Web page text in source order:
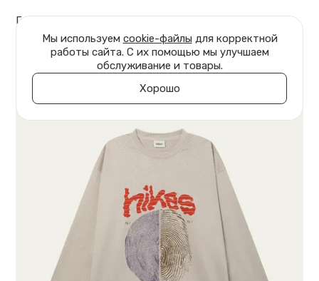
Главная Одежда Футболки
Мы используем cookie-файлы для корректной
работы сайта. С их помощью мы улучшаем
обслуживание и товары.
Хорошо